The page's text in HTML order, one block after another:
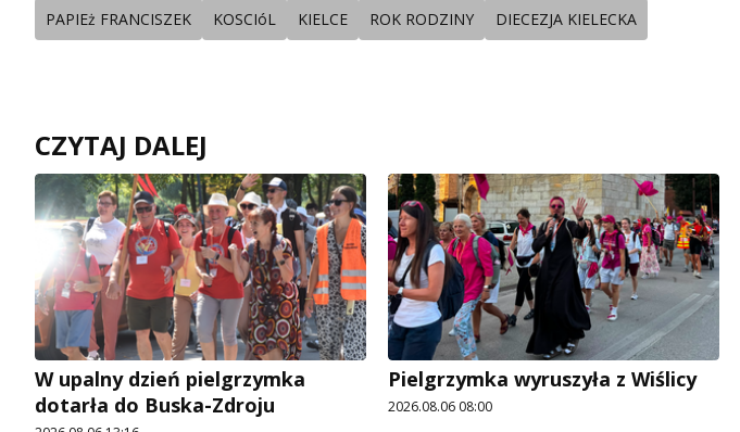
PAPIEż FRANCISZEK KOSCIóL KIELCE ROK RODZINY DIECEZJA KIELECKA
CZYTAJ DALEJ
W upalny dzień pielgrzymka
dotarła do Buska-Zdroju
Pielgrzymka wyruszyła z Wiślicy
2026.08.06 08:00